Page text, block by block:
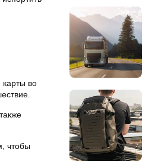
карты во
чтобы